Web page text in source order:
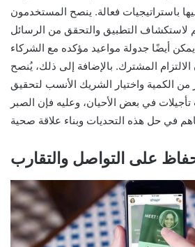
باستراتيجيات فعالة. ينصح المستخدمون
لاستكشاف التطبيق والتحقق من الرسائل
أيضًا جدولة مواعيد مؤكده مع الشركاء
المشترك. بالإضافة إلى ذلك، يُنصح
من الكمية واختيار الشريك الأنسب لتحقيق
في بعض الأحيان، وعليه فإن الصبر
على التواصل والتقارب